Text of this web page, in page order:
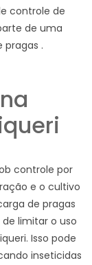
controle de
de uma
.
controle por
e o cultivo
de pragas
limitar o uso
Isso pode
inseticidas